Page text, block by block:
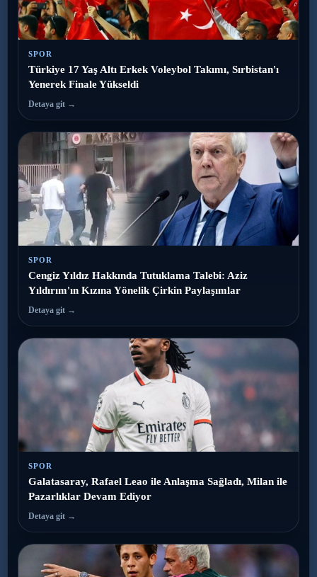
SPOR
Türkiye 17 Yaş Altı Erkek Voleybol Takımı, Sırbistan'ı
Yenerek Finale Yükseldi
Detaya git →
SPOR
Cengiz Yıldız Hakkında Tutuklama Talebi: Aziz
Yıldırım'ın Kızına Yönelik Çirkin Paylaşımlar
Detaya git →
SPOR
Galatasaray, Rafael Leao ile Anlaşma Sağladı, Milan ile
Pazarlıklar Devam Ediyor
Detaya git →